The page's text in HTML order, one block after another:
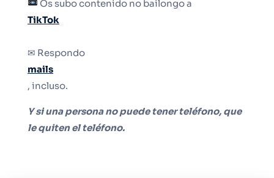
Os subo contenido no bailongo a
TikTok
✉ Respondo
mails
, incluso.
Y si una persona no puede tener teléfono, que
le quiten el teléfono.